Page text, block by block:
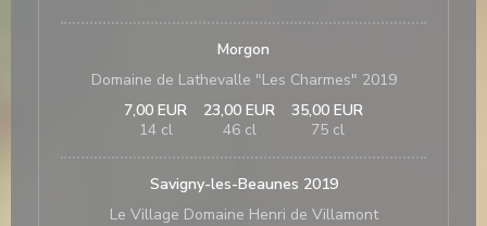
Morgon
Domaine de Lathevalle "Les Charmes" 2019
7,00 EUR
14 cl
23,00 EUR
46 cl
35,00 EUR
75 cl
Savigny-les-Beaunes 2019
Le Village Domaine Henri de Villamont